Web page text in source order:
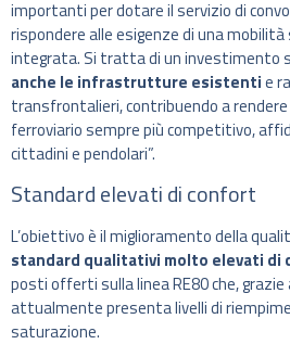
importanti per dotare il servizio di
rispondere alle esigenze di una
integrata. Si tratta di un investimento
anche le infrastrutture esistentie
transfrontalieri, contribuendo a
ferroviario sempre più competitivo,
cittadini e pendolari”.
Standard elevati di confort
L’obiettivo è il miglioramento della
standard qualitativi molto elevati di
posti offerti sulla linea RE80 che, grazie
attualmente presenta livelli di
saturazione.